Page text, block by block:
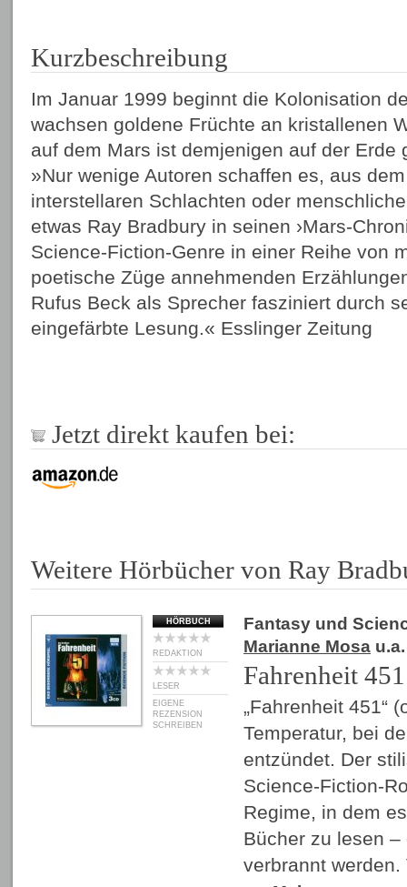
Kurzbeschreibung
Im Januar 1999 beginnt die Kolonisation
wachsen goldene Früchte an kristallenen
auf dem Mars ist demjenigen auf der Erde
»Nur wenige Autoren schaffen es, aus
interstellaren Schlachten oder
etwas Ray Bradbury in seinen ›Mars-
Science-Fiction-Genre in einer Reihe von
poetische Züge annehmenden
Rufus Beck als Sprecher fasziniert durch
eingefärbte Lesung.« Esslinger Zeitung
Jetzt direkt kaufen bei:
Weitere Hörbücher von Ray
HÖRBUCH
REDAKTION
LESER
EIGENE
REZENSION
SCHREIBEN
Fantasy und
Marianne Mosa u.a.
Fahrenheit 451
„Fahrenheit 451“
Temperatur, bei
entzündet. Der
Science-Fiction-
Regime, in dem
Bücher zu lesen
verbrannt